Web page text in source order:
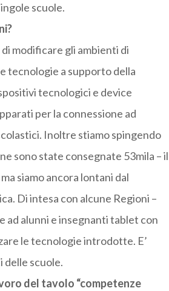
scuole.
modificare gli ambienti di
tecnologie a supporto della
tecnologici e device
per la connessione ad
Inoltre stiamo spingendo
sono state consegnate 53mila – il
siamo ancora lontani dal
Di intesa con alcune Regioni –
ad alunni e insegnanti tablet con
le tecnologie introdotte. E’
scuole.
del tavolo “competenze